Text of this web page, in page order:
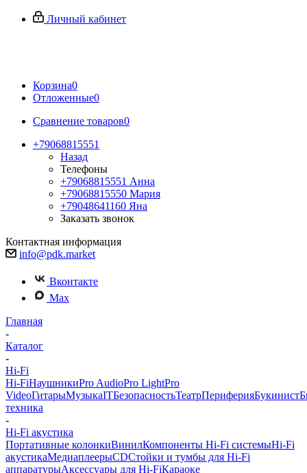
Личный кабинет
Корзина0
Отложенные0
Сравнение товаров0
+79068815551
Назад
Телефоны
+79068815551 Анна
+79068815550 Мария
+79048641160 Яна
Заказать звонок
Контактная информация
info@pdk.market
Вконтакте
Max
Главная
-
Каталог
-
Hi-Fi
Hi-FiНаушникиPro AudioPro LightPro
VideoГитарыМузыкаITБезопасностьТеатрПериферияБукинист
техника
-
Hi-Fi акустика
Портативные колонкиВинилКомпоненты Hi-Fi системыHi-Fi
акустикаМедиаплеерыCDСтойки и тумбы для Hi-Fi
аппаратурыАксессуары для Hi-FiКараоке